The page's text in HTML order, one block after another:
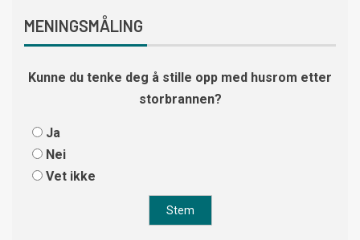
MENINGSMÅLING
Kunne du tenke deg å stille opp med husrom etter
storbrannen?
Ja
Nei
Vet ikke